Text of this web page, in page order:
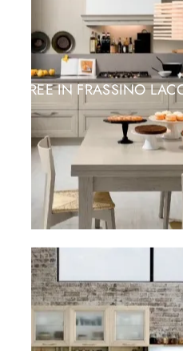
FREE IN FRASSINO